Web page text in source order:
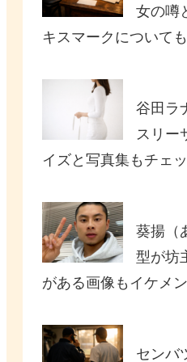
女の噂
キスマークについても
谷田ラ
スリー
イズと写真集もチェッ
葵揚（
型が坊
がある画像もイケメン
センバ